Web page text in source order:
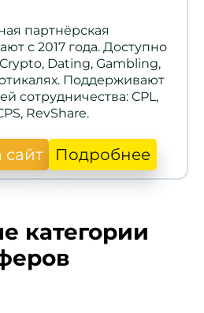
партнёрская
с 2017 года. Доступно
Dating, Gambling,
Поддерживают
сотрудничества: CPL,
RevShare.
Подробнее
категории